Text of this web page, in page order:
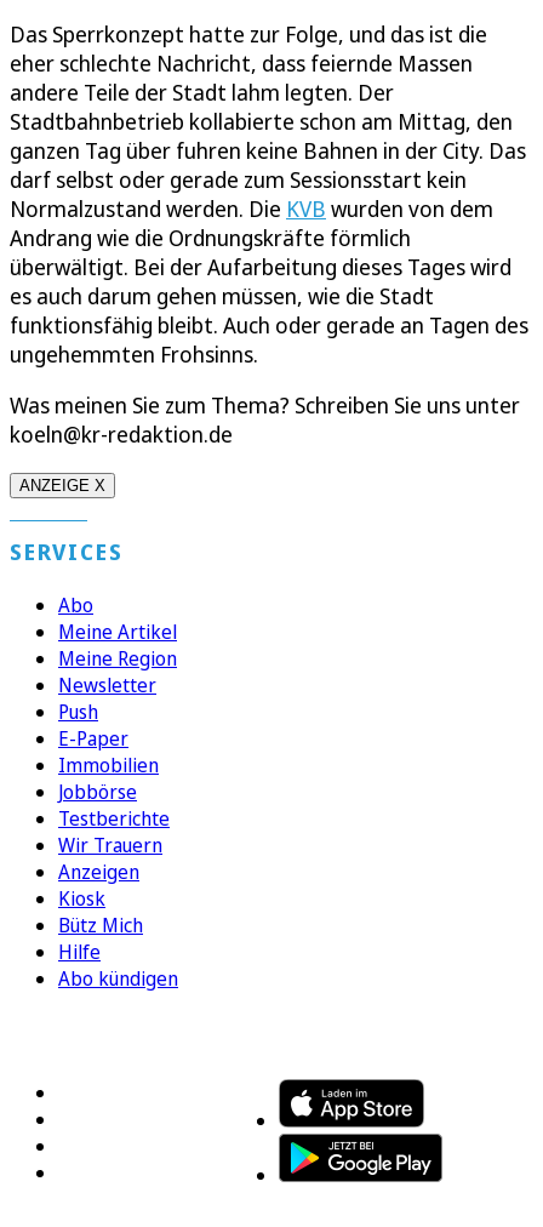
Das Sperrkonzept hatte zur Folge, und das ist die
eher schlechte Nachricht, dass feiernde Massen
andere Teile der Stadt lahm legten. Der
Stadtbahnbetrieb kollabierte schon am Mittag, den
ganzen Tag über fuhren keine Bahnen in der City. Das
darf selbst oder gerade zum Sessionsstart kein
Normalzustand werden. Die KVB wurden von dem
Andrang wie die Ordnungskräfte förmlich
überwältigt. Bei der Aufarbeitung dieses Tages wird
es auch darum gehen müssen, wie die Stadt
funktionsfähig bleibt. Auch oder gerade an Tagen des
ungehemmten Frohsinns.
Was meinen Sie zum Thema? Schreiben Sie uns unter
koeln@kr-redaktion.de
ANZEIGE X
SERVICES
Abo
Meine Artikel
Meine Region
Newsletter
Push
E-Paper
Immobilien
Jobbörse
Testberichte
Wir Trauern
Anzeigen
Kiosk
Bütz Mich
Hilfe
Abo kündigen